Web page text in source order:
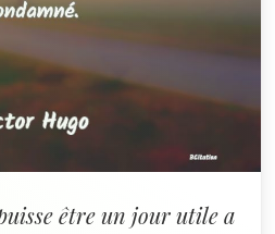
être un jour utile a